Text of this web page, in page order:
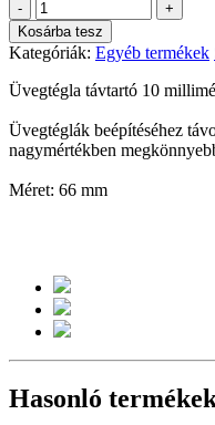
-
+
Kosárba tesz
Kategóriák: Egyéb termékek
Üvegtégla távtartó 10
Üvegtéglák beépítéséhez
nagymértékben
Méret: 66 mm
Hasonló